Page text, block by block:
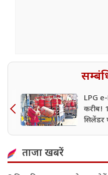
LPG
करीब!
सिलेंडर
ताजा खबरें